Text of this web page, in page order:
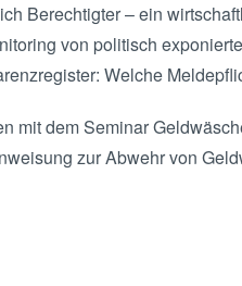
Berechtigter – ein
von politisch
Welche
mit dem Seminar
zur Abwehr von